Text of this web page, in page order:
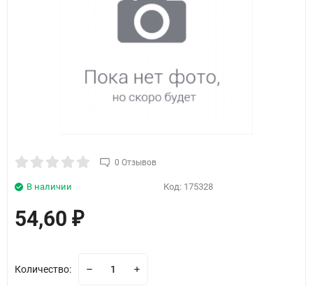
0 Отзывов
Код: 175328
В наличии
54,60 ₽
Количество: